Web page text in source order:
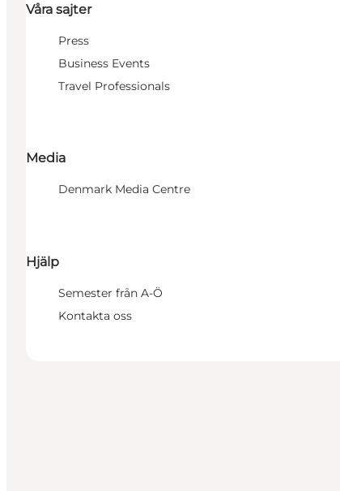
Våra sajter
Press
Business Events
Travel Professionals
Media
Denmark Media Centre
Hjälp
Semester från A-Ö
Kontakta oss